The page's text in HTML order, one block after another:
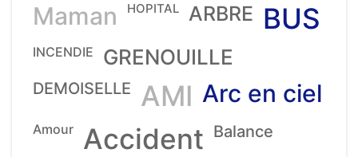
Maman HOPITAL ARBRE BUS
INCENDIE GRENOUILLE
DEMOISELLE AMI Arc en ciel
Amour Accident Balance